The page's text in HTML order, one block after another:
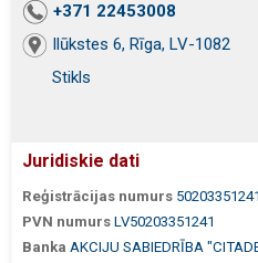
+371 22453008
Ilūkstes 6, Rīga, LV-1082
Stikls
Juridiskie dati
Reģistrācijas numurs 50203351241
PVN numurs LV50203351241
Banka AKCIJU SABIEDRĪBA